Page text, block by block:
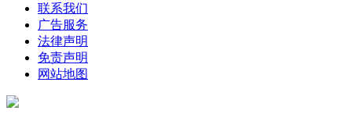
联系我们
广告服务
法律声明
免责声明
网站地图